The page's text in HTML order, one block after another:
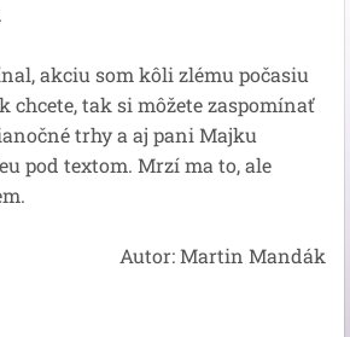
akciu som kôli zlému počasiu
chcete, tak si môžete zaspomínať
trhy a aj pani Majku
pod textom. Mrzí ma to, ale
Autor: Martin Mandák